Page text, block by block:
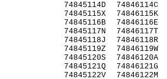
74845114D
74845115X
74845116B
74845117N
74845118J
74845119Z
74845120S
74845121Q
74845122V
74846114C
74846115K
74846116E
74846117T
74846118R
74846119W
74846120A
74846121G
74846122M